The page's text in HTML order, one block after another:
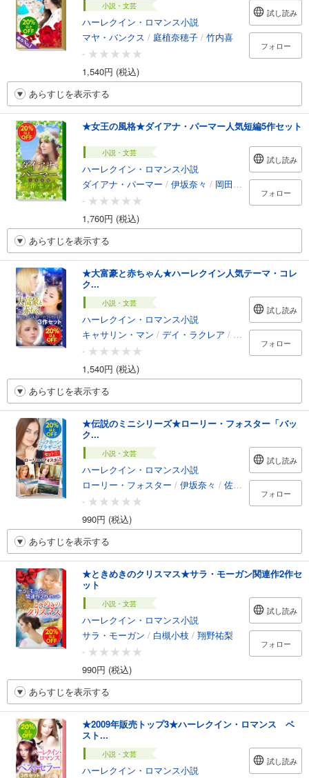
小説・文芸
ハーレクイン・ロマンス小説
マヤ・バンクス / 庭植奈穂子 / 竹内喜
-
1,540円 (税込)
試し読み
フォロー
あらすじを表示する
★女王の風格★ダイアナ・パーマー人気短編5作セット
小説・文芸
ハーレクイン・ロマンス小説
ダイアナ・パーマー / 伊坂奈々 / 岡田久実子 /松村和紀
-
1,760円 (税込)
試し読み
フォロー
あらすじを表示する
★大富豪と赤ちゃん★ハーレクイン人気テーマ・コレ
ク...
小説・文芸
ハーレクイン・ロマンス小説
キャサリン・マン / デイ・ラクレア / モーリーン・チャ
-
1,540円 (税込)
試し読み
フォロー
あらすじを表示する
★伝説のミニシリーズ★ローリー・フォスター「バッ
ク...
小説・文芸
ハーレクイン・ロマンス小説
ローリー・フォスター / 伊坂奈々 / 佐々木真澄
-
990円 (税込)
試し読み
フォロー
あらすじを表示する
★ときめきのクリスマス★サラ・モーガン関連作2作セ
ット
小説・文芸
ハーレクイン・ロマンス小説
サラ・モーガン / 白槻小枝 / 翔野祐梨
-
990円 (税込)
試し読み
フォロー
あらすじを表示する
★2009年販売トップ3★ハーレクイン・ロマンス ベ
スト...
小説・文芸
ハーレクイン・ロマンス小説
試し読み